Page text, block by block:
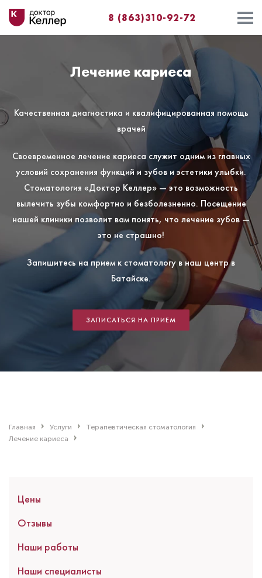
8 (863)310-92-72
Лечение кариеса
Качественная диагностика и квалифицированная помощь
врачей
Своевременное лечение кариеса служит одним из главных
условий сохранения функций и зубов и эстетики улыбки.
Стоматология «Доктор Келлер» — это возможность
вылечить зубы комфортно и безболезненно. Посещение
нашей клиники позволит вам понять, что лечение зубов —
это не страшно!
Запишитесь на прием к стоматологу в наш центр в
Батайске.
ЗАПИСАТЬСЯ НА ПРИЕМ
Главная Услуги
Терапевтическая стоматология
Лечение кариеса
Цены
Отзывы
Наши работы
Наши специалисты